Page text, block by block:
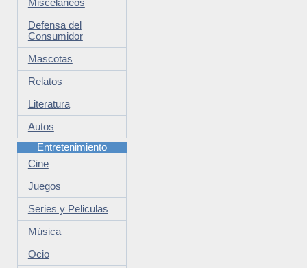
Misceláneos
Defensa del
Consumidor
Mascotas
Relatos
Literatura
Autos
Entretenimiento
Cine
Juegos
Series y Peliculas
Música
Ocio